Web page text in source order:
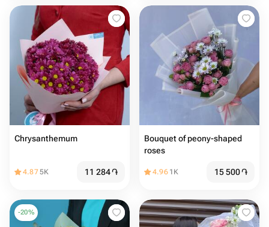
Chrysanthemum
4.875K 11 284֏
Bouquet of peony-shaped
roses
4.96 1K 15 500֏
-20%